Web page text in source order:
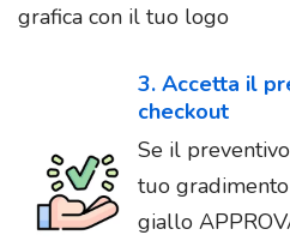
grafica con il tuo logo
3. Accetta il
checkout
Se il
tuo
giallo